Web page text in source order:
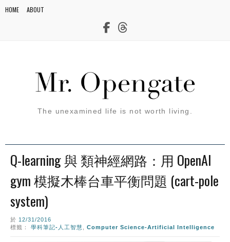
HOME ABOUT
The unexamined life is not worth living.
Q-learning 與 類神經網路：用 OpenAI
gym 模擬木棒台車平衡問題 (cart-pole
system)
於 12/31/2016
標籤： 學科筆記-人工智慧, Computer Science-Artificial Intelligence